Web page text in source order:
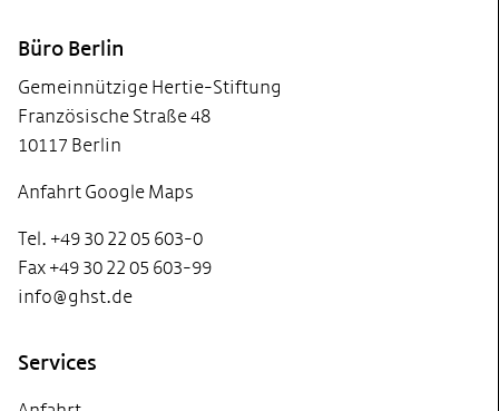
Büro Berlin
Gemeinnützige Hertie-Stiftung
Französische Straße 48
10117 Berlin
Anfahrt Google Maps
Tel. +49 30 22 05 603-0
Fax +49 30 22 05 603-99
info@ghst.de
Services